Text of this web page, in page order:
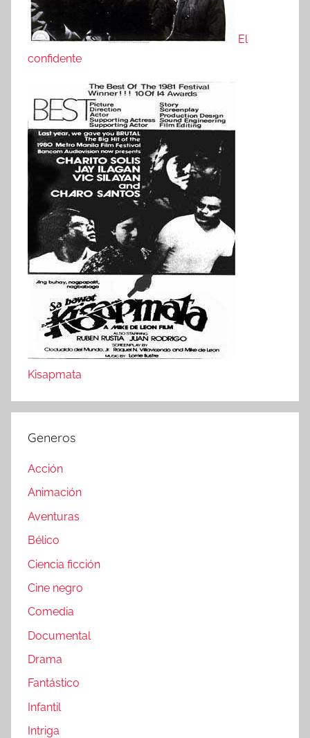
El
confidente
Kisapmata
Generos
Acción
Animación
Aventuras
Bélico
Ciencia ficción
Cine negro
Comedia
Documental
Drama
Fantástico
Infantil
Intriga